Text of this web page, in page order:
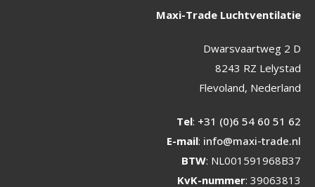
Maxi-Trade Luchtventilatie
Dwarsvaartweg 2 D
8243 RZ Lelystad
Flevoland, Nederland
Tel: +31 (0)6 54 60 51 62
E-mail: info@maxi-trade.nl
BTW: NL001591968B37
KvK-nummer: 39063813